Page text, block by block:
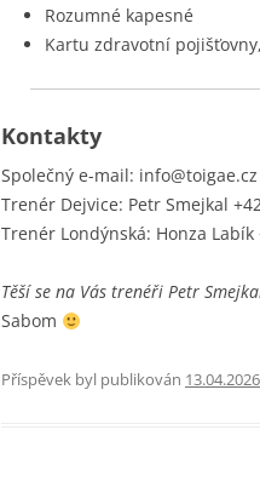
Rozumné kapesné
Kartu zdravotní
Kontakty
Společný e-mail: info@toigae.cz
Trenér Dejvice: Petr Smejkal
Trenér Londýnská: Honza Labík
Těší se na Vás trenéři Petr
Sabom
Příspěvek byl publikován 13.04.2026